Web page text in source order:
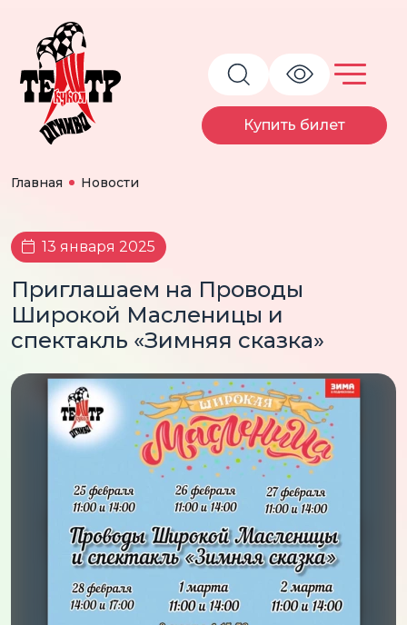
Купить билет
Главная Новости
13 января 2025
Приглашаем на Проводы
Широкой Масленицы и
спектакль «Зимняя сказка»